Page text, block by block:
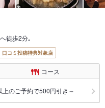
徒歩2分｡
口コミ投稿特典対象店
コース
のご予約で500円引き～